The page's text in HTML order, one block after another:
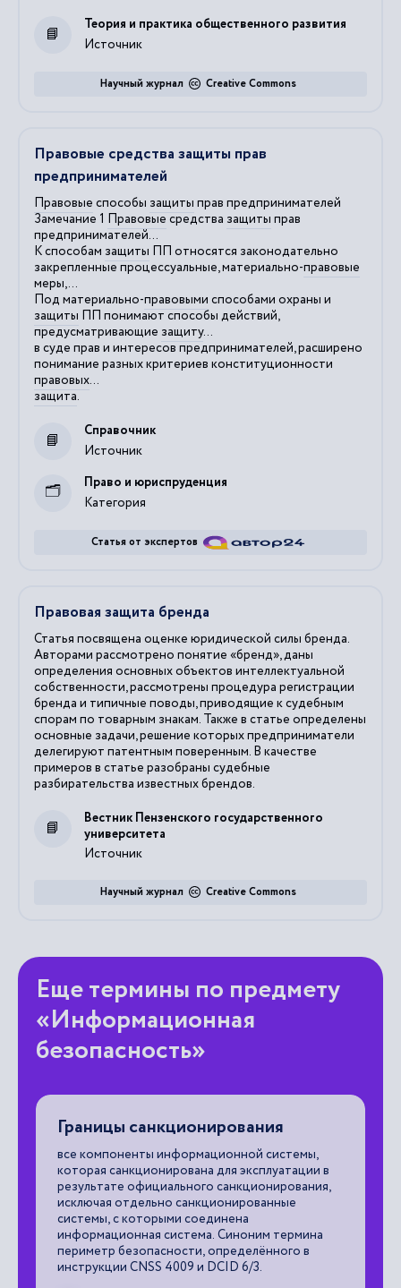
Источник
Теория и практика общественного развития
Creative Commons
Научный журнал
Правовые средства защиты прав
предпринимателей
Правовые способы защиты прав предпринимателей
Замечание 1 Правовыесредства защиты прав
предпринимателей...
К способам защиты ПП относятся законодательно
закрепленные процессуальные, материально-правовые
меры,...
Под материально-правовыми способами охраны и
защиты ПП понимают способы действий,
предусматривающие защиту...
в суде прав и интересов предпринимателей, расширено
понимание разных критериев конституционности
правовых...
защита.
Источник
Справочник
Категория
Право и юриспруденция
Статья от экспертов
Правовая защита бренда
Статья посвящена оценке юридической силы бренда.
Авторами рассмотрено понятие «бренд», даны
определения основных объектов интеллектуальной
собственности, рассмотрены процедура регистрации
бренда и типичные поводы, приводящие к судебным
спорам по товарным знакам. Также в статье определены
основные задачи, решение которых предприниматели
делегируют патентным поверенным. В качестве
примеров в статье разобраны судебные
разбирательства известных брендов.
Источник
Вестник Пензенского государственного
университета
Creative Commons
Научный журнал
Еще термины по предмету
«Информационная
безопасность»
Границы санкционирования
все компоненты информационной системы,
которая санкционирована для эксплуатации в
результате официального санкционирования,
исключая отдельно санкционированные
системы, с которыми соединена
информационная система. Синоним термина
периметр безопасности, определённого в
инструкции CNSS 4009 и DCID 6/3.